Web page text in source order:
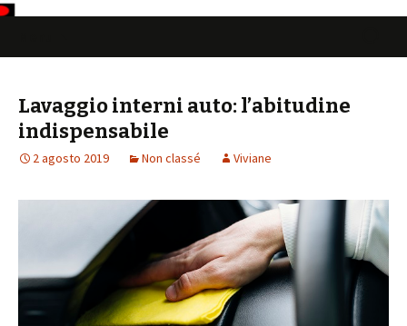
Lavaggio interni auto: l’abitudine
indispensabile
2 agosto 2019 Non classé Viviane